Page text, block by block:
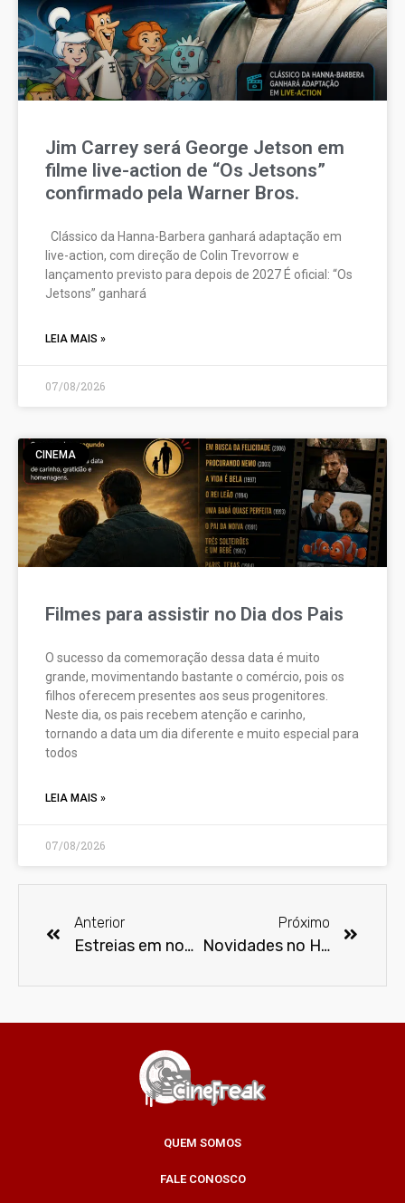
Jim Carrey será George Jetson em
filme live-action de “Os Jetsons”
confirmado pela Warner Bros.
Clássico da Hanna-Barbera ganhará adaptação em
live-action, com direção de Colin Trevorrow e
lançamento previsto para depois de 2027 É oficial: “Os
Jetsons” ganhará
LEIA MAIS »
07/08/2026
CINEMA
Filmes para assistir no Dia dos Pais
O sucesso da comemoração dessa data é muito
grande, movimentando bastante o comércio, pois os
filhos oferecem presentes aos seus progenitores.
Neste dia, os pais recebem atenção e carinho,
tornando a data um dia diferente e muito especial para
todos
LEIA MAIS »
07/08/2026
Anterior
Estreias em novembro na Netflix
Próximo
Novidades no HBO Max em novembro
QUEM SOMOS
FALE CONOSCO